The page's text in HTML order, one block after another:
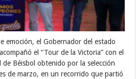
emoción, el Gobernador del estado
el “Tour de la Victoria” con el
Béisbol obtenido por la selección
de marzo, en un recorrido que partió